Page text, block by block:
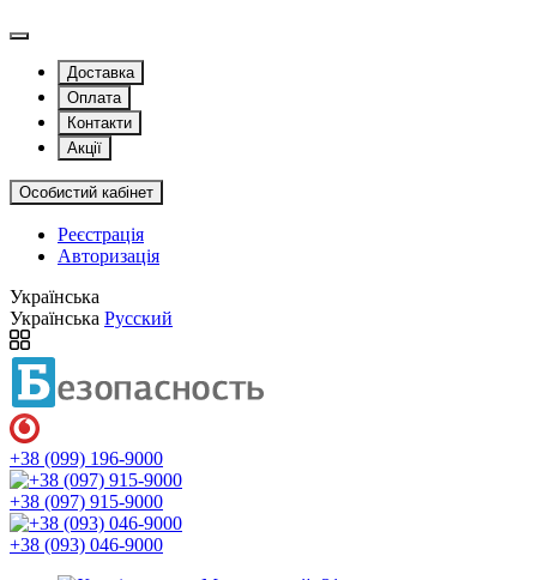
Доставка
Оплата
Контакти
Акції
Особистий кабінет
Реєстрація
Авторизація
Українська
Українська Русский
+38 (099) 196-9000
+38 (097) 915-9000
+38 (093) 046-9000